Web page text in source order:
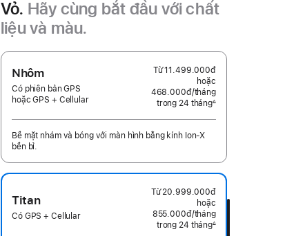
Vỏ. Hãy cùng bắt đầu với chất
liệu và màu.
Nhôm
Có phiên bản GPS
hoặc GPS + Cellular
Từ11.499.000đ
hoặc
468.000đ/tháng
trong 24 tháng∆
Bề mặt nhám và bóng với màn hình bằng kính Ion-X
bền bỉ.
Titan
Có GPS + Cellular
Từ20.999.000đ
hoặc
855.000đ/tháng
trong 24 tháng∆